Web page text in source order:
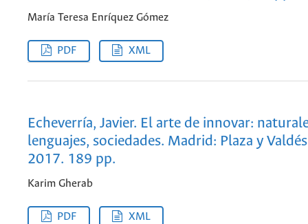
María Teresa Enríquez Gómez
PDF XML
Echeverría, Javier. El arte de innovar:
lenguajes, sociedades. Madrid: Plaza y
2017. 189 pp.
Karim Gherab
PDF XML